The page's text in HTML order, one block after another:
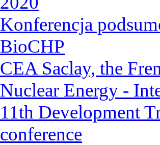
Konferencja
BioCHP
CEA Saclay, the
Nuclear Energy -
11th Development
conference